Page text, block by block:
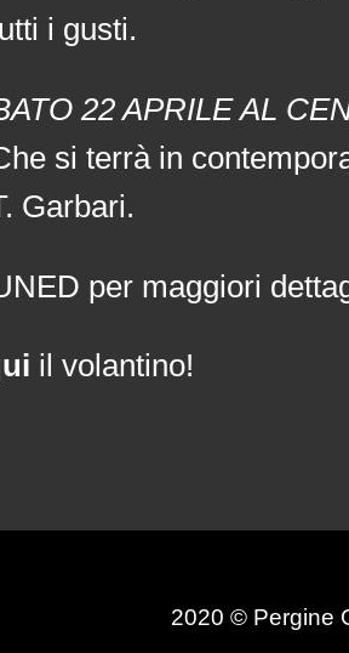
i gusti.
22 APRILE AL
si terrà in
Garbari.
per maggiori
il volantino!
2020 © Pergine